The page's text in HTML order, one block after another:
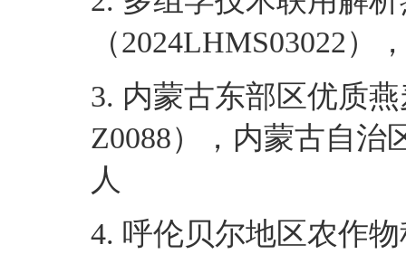
（2024LHMS03022）
3. 内蒙古东部区优质
Z0088），内蒙古自治
人
4. 呼伦贝尔地区农作